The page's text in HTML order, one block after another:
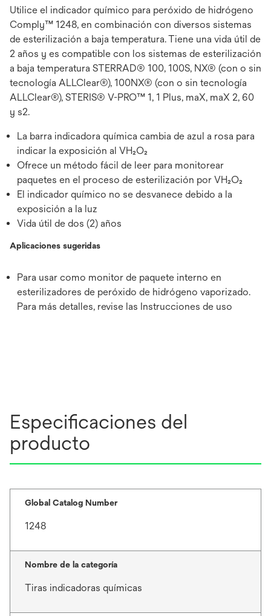
Utilice el indicador químico para peróxido de hidrógeno
Comply™ 1248, en combinación con diversos sistemas
de esterilización a baja temperatura. Tiene una vida útil de
2 años y es compatible con los sistemas de esterilización
a baja temperatura STERRAD® 100, 100S, NX® (con o sin
tecnología ALLClear®), 100NX® (con o sin tecnología
ALLClear®), STERIS® V-PRO™ 1, 1 Plus, maX, maX 2, 60
y s2.
La barra indicadora química cambia de azul a rosa para
indicar la exposición al VH₂O₂
Ofrece un método fácil de leer para monitorear
paquetes en el proceso de esterilización por VH₂O₂
El indicador químico no se desvanece debido a la
exposición a la luz
Vida útil de dos (2) años
Aplicaciones sugeridas
Para usar como monitor de paquete interno en
esterilizadores de peróxido de hidrógeno vaporizado.
Para más detalles, revise las Instrucciones de uso
Especificaciones del
producto
Global Catalog Number
1248
Nombre de la categoría
Tiras indicadoras químicas